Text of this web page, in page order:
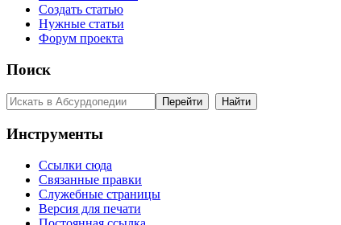
Создать статью
Нужные статьи
Форум проекта
Поиск
Инструменты
Ссылки сюда
Связанные правки
Служебные страницы
Версия для печати